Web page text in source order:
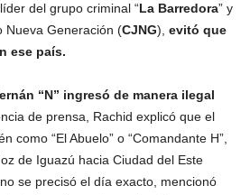
del grupo criminal “La Barredora” y
Nueva Generación (CJNG), evitó que
ese país.
“N” ingresó de manera ilegal
de prensa, Rachid explicó que el
como “El Abuelo” o “Comandante H”,
de Iguazú hacia Ciudad del Este
se precisó el día exacto, mencionó